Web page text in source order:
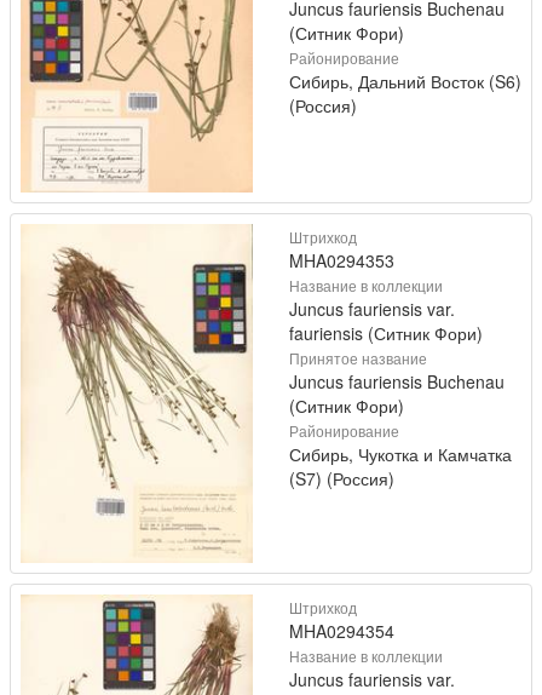
Juncus fauriensis Buchenau
(Ситник Фори)
Районирование
Сибирь, Дальний Восток (S6)
(Россия)
Штрихкод
MHA0294353
Название в коллекции
Juncus fauriensis var.
fauriensis (Ситник Фори)
Принятое название
Juncus fauriensis Buchenau
(Ситник Фори)
Районирование
Сибирь, Чукотка и Камчатка
(S7) (Россия)
Штрихкод
MHA0294354
Название в коллекции
Juncus fauriensis var.